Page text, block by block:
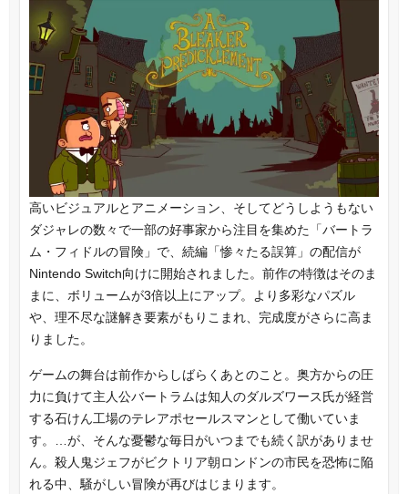
高いビジュアルとアニメーション、そしてどうしようもない
ダジャレの数々で一部の好事家から注目を集めた「バートラ
ム・フィドルの冒険」で、続編「惨々たる誤算」の配信が
Nintendo Switch向けに開始されました。前作の特徴はそのま
まに、ボリュームが3倍以上にアップ。より多彩なパズル
や、理不尽な謎解き要素がもりこまれ、完成度がさらに高ま
りました。
ゲームの舞台は前作からしばらくあとのこと。奥方からの圧
力に負けて主人公バートラムは知人のダルズワース氏が経営
する石けん工場のテレアポセールスマンとして働いていま
す。…が、そんな憂鬱な毎日がいつまでも続く訳がありませ
ん。殺人鬼ジェフがビクトリア朝ロンドンの市民を恐怖に陥
れる中、騒がしい冒険が再びはじまります。